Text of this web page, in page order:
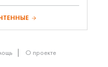
О проекте